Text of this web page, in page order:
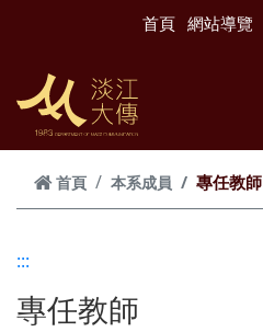
首頁 網站導覽
首頁 本系成員 專任教師
:::
專任教師